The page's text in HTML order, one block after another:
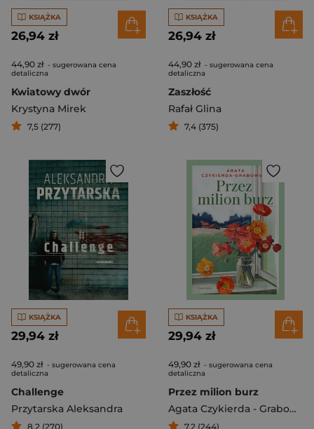
KSIĄŻKA
26,94 zł
44,90 zł - sugerowana cena
detaliczna
Kwiatowy dwór
Krystyna Mirek
7,5 (277)
KSIĄŻKA
26,94 zł
44,90 zł - sugerowana cena
detaliczna
Zaszłość
Rafał Glina
7,4 (375)
KSIĄŻKA
29,94 zł
49,90 zł - sugerowana cena
detaliczna
Challenge
Przytarska Aleksandra
8,2 (270)
KSIĄŻKA
29,94 zł
49,90 zł - sugerowana cena
detaliczna
Przez milion burz
Agata Czykierda - Grabowska
7,2 (244)